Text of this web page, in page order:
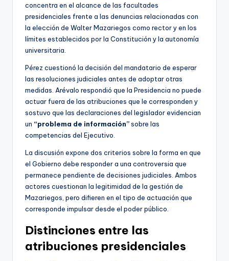
concentra en el alcance de las facultades
presidenciales frente a las denuncias relacionadas con
la elección de Walter Mazariegos como rector y en los
límites establecidos por la Constitución y la autonomía
universitaria.
Pérez cuestionó la decisión del mandatario de esperar
las resoluciones judiciales antes de adoptar otras
medidas. Arévalo respondió que la Presidencia no puede
actuar fuera de las atribuciones que le corresponden y
sostuvo que las declaraciones del legislador evidencian
un “problema de información”sobre las
competencias del Ejecutivo.
La discusión expone dos criterios sobre la forma en que
el Gobierno debe responder a una controversia que
permanece pendiente de decisiones judiciales. Ambos
actores cuestionan la legitimidad de la gestión de
Mazariegos, pero difieren en el tipo de actuación que
corresponde impulsar desde el poder público.
Distinciones entre las
atribuciones presidenciales